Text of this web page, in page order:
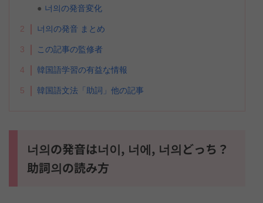
너의の発音変化
2 너의の発音 まとめ
3 この記事の監修者
4 韓国語学習の有益な情報
5 韓国語文法「助詞」他の記事
너의の発音は너이, 너에, 너의どっち？
助詞의の読み方